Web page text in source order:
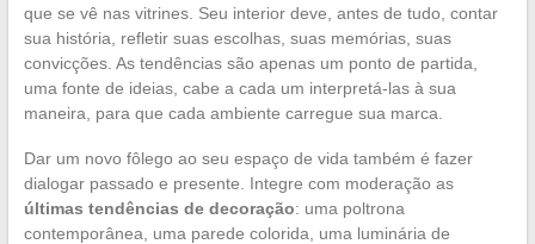
que se vê nas vitrines. Seu interior deve, antes de tudo, contar
sua história, refletir suas escolhas, suas memórias, suas
convicções. As tendências são apenas um ponto de partida,
uma fonte de ideias, cabe a cada um interpretá-las à sua
maneira, para que cada ambiente carregue sua marca.
Dar um novo fôlego ao seu espaço de vida também é fazer
dialogar passado e presente. Integre com moderação as
últimas tendências de decoração: uma poltrona
contemporânea, uma parede colorida, uma luminária de